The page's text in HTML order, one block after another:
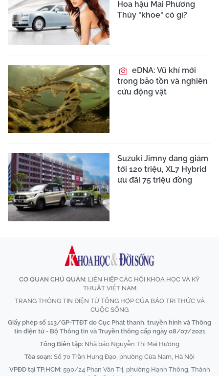
Hoa hậu Mai Phương
Thúy "khoe" có gì?
eDNA: Vũ khí mới
trong bảo tồn và nghiên
cứu động vật
Suzuki Jimny đang giảm
tới 120 triệu, XL7 Hybrid
ưu đãi 75 triệu đồng
CƠ QUAN CHỦ QUẢN: LIÊN HIỆP CÁC HỘI KHOA HỌC VÀ KỸ
THUẬT VIỆT NAM
TRANG THÔNG TIN ĐIỆN TỬ TỔNG HỢP CỦA BÁO TRI THỨC VÀ
CUỘC SỐNG
Giấy phép số 113/GP-TTĐT do Cục Phát thanh, truyền hình và Thông
tin điện tử - Bộ Thông tin và Truyền thông cấp ngày 08/07/2021
Tổng Biên tập: Nhà báo Nguyễn Thị Mai Hương
Tòa soạn: Số 70 Trần Hưng Đạo, phường Cửa Nam, Hà Nội
VPĐD tại TP.HCM: 590/24 Phan Văn Trị, phường Hạnh Thông, Thành